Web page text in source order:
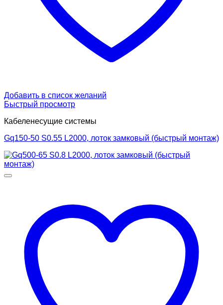
Добавить в список желаний
Быстрый просмотр
Кабеленесущие системы
Gq150-50 S0.55 L2000, лоток замковый (быстрый монтаж)